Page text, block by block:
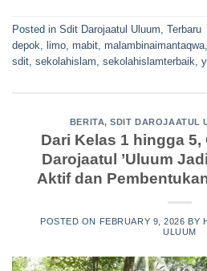
Posted in Sdit Darojaatul Uluum, Terbaru
depok, limo, mabit, malambinaimantaqwa,
sdit, sekolahislam, sekolahislamterbaik,
BERITA,SDIT DAROJAATUL
Dari Kelas 1 hingga
Darojaatul ’Uluum
Aktif dan
POSTED ON FEBRUARY 9, 2026 BY
ULUUM